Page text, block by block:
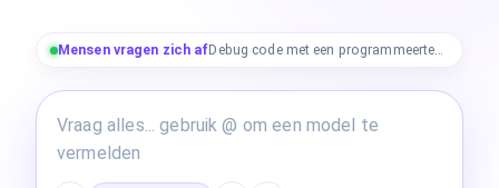
Mensen vragen zich af Debug code met een programmeerteam